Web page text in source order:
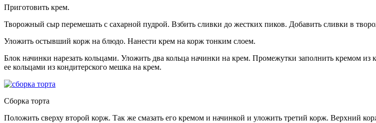
Приготовить крем.
Творожный сыр перемешать с сахарной пудрой. Взбить сливки до жестких пиков. Добавить сливки в
Уложить остывший корж на блюдо. Нанести крем на корж тонким слоем.
Блок начинки нарезать кольцами. Уложить два кольца начинки на крем. Промежутки заполнить кремом
ее кольцами из кондитерского мешка на крем.
Сборка торта
Положить сверху второй корж. Так же смазать его кремом и начинкой и уложить третий корж. Верхний